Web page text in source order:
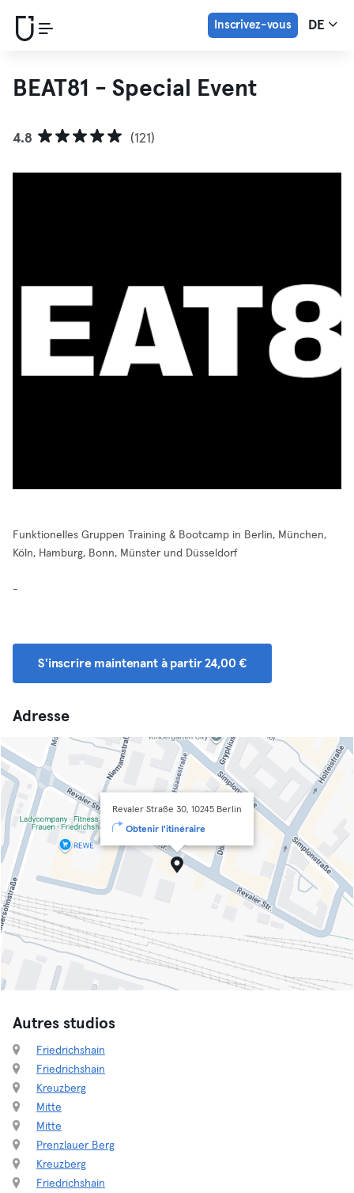
Inscrivez-vous DE
BEAT81 - Special Event
4.8 (121)
Funktionelles Gruppen Training & Bootcamp in Berlin, München,
Köln, Hamburg, Bonn, Münster und Düsseldorf
-
S'inscrire maintenant à partir 24,00 €
Adresse
Revaler Straße 30, 10245 Berlin
Obtenir l'itinéraire
Autres studios
Friedrichshain
Friedrichshain
Kreuzberg
Mitte
Mitte
Prenzlauer Berg
Kreuzberg
Friedrichshain